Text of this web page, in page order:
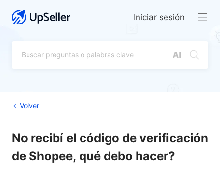
Iniciar sesión
Volver
No recibí el código de verificación
de Shopee, qué debo hacer?